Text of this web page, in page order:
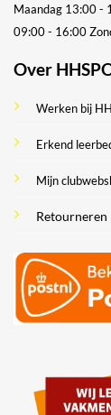
Maandag 13:00 -
09:00 - 16:00
Over
Werken bij
Erkend
Mijn
Retourneren